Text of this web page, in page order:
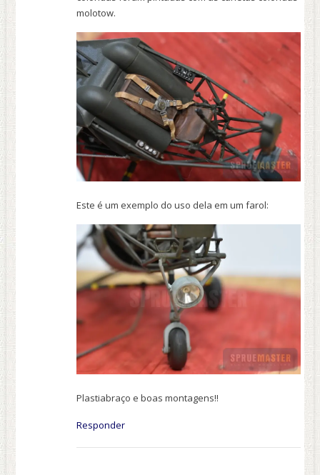
molotow.
Este é um exemplo do uso dela em um farol:
Plastiabraço e boas montagens!!
Responder